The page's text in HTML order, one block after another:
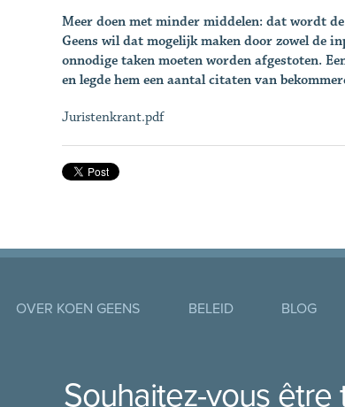
Meer doen met minder middelen: dat wordt
Geens wil dat mogelijk maken door zowel de
onnodige taken moeten worden afgestoten.
en legde hem een aantal citaten van
Juristenkrant.pdf
OVER KOEN GEENS BELEID BLOG
Souhaitez-vous être